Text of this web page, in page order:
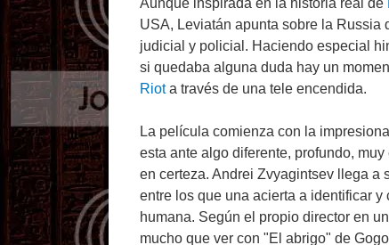
Aunque inspirada en la historia real de
USA, Leviatán apunta sobre la Russia
judicial y policial. Haciendo especial
si quedaba alguna duda hay un
Riota través de una tele encendida.
La película comienza con la
esta ante algo diferente, profundo,
en certeza. Andrei Zvyagintsev llega a
entre los que una acierta a identificar
humana. Según el propio director en
mucho que ver con "El abrigo" de